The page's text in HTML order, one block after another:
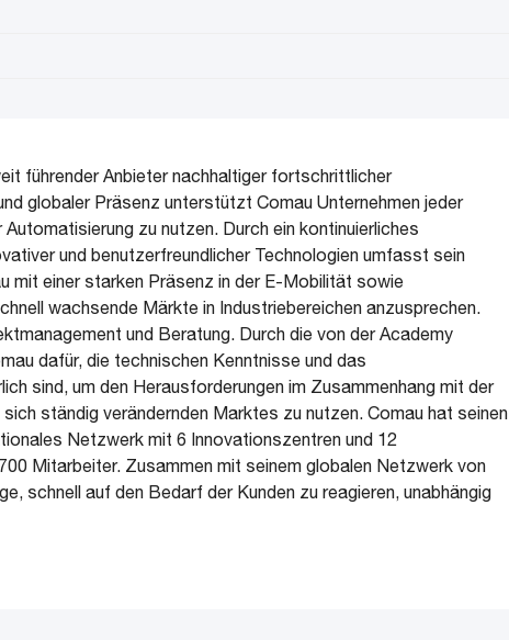
führender Anbieter nachhaltiger fortschrittlicher
globaler Präsenz unterstützt Comau Unternehmen jeder
zu nutzen. Durch ein kontinuierliches
und benutzerfreundlicher Technologien umfasst sein
mit einer starken Präsenz in der E-Mobilität sowie
wachsende Märkte in Industriebereichen anzusprechen.
und Beratung. Durch die von der Academy
dafür, die technischen Kenntnisse und das
sind, um den Herausforderungen im Zusammenhang mit der
ständig verändernden Marktes zu nutzen. Comau hat seinen
Netzwerk mit 6 Innovationszentren und 12
Mitarbeiter. Zusammen mit seinem globalen Netzwerk von
schnell auf den Bedarf der Kunden zu reagieren, unabhängig